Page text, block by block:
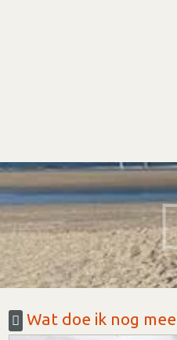
Wat doe ik nog